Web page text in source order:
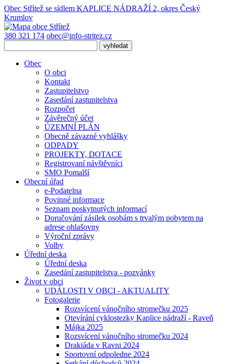
Obec Střítež se sídlem KAPLICE NÁDRAŽÍ 2, okres Český
Krumlov
380 321 174 obec@info-stritez.cz
Obec
O obci
Kontakt
Zastupitelstvo
Zasedání zastupitelstva
Rozpočet
Závěrečný účet
ÚZEMNÍ PLÁN
Obecně závazné vyhlášky
ODPADY
PROJEKTY, DOTACE
Registrovaní návštěvníci
SMO Pomalší
Obecní úřad
e-Podatelna
Povinné informace
Seznam poskytnutých informací
Doručování zásilek osobám s trvalým pobytem na
adrese ohlašovny
Výroční zprávy
Volby
Úřední deska
Úřední deska
Zasedání zastupitelstva - pozvánky
Život v obci
UDÁLOSTI V OBCI - AKTUALITY
Fotogalerie
Rozsvícení vánočního stromečku 2025
Otevírání cyklostezky Kaplice nádraží - Raveň
Májka 2025
Rozsvícení vánočního stromečku 2024
Drakiáda v Ravni 2024
Sportovní odpoledne 2024